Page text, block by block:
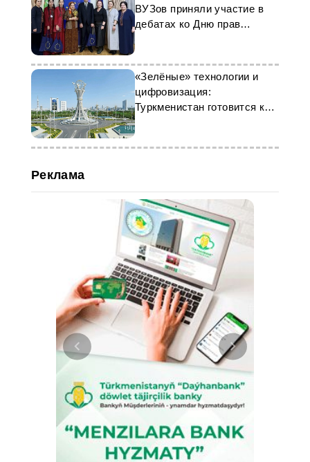
ВУЗов приняли участие в
дебатах ко Дню прав
человека
«Зелёные» технологии и
цифровизация:
Туркменистан готовится к
инвестфоруму
Реклама